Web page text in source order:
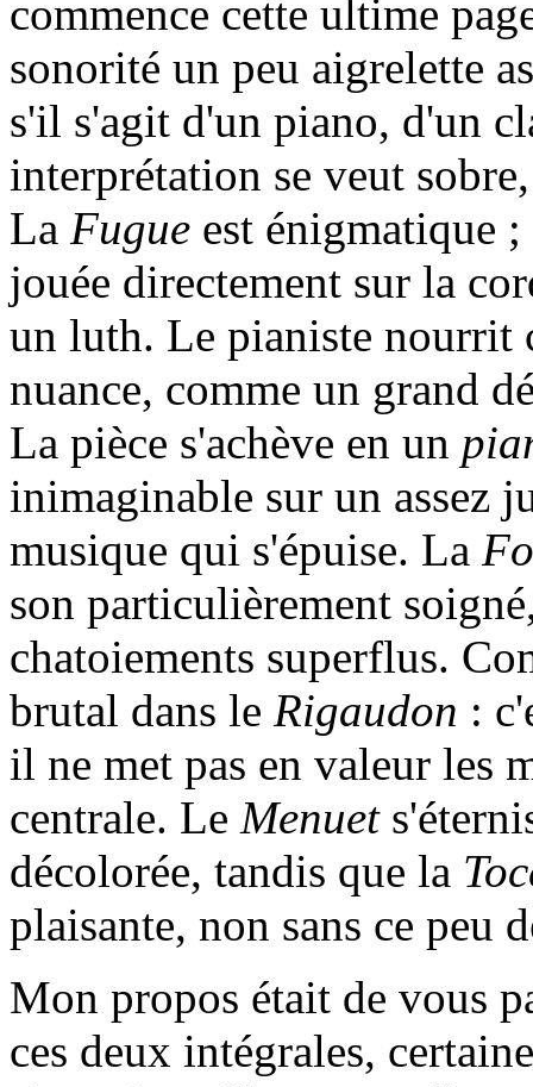
commence cette ultime
sonorité un peu aigrelette
s'il s'agit d'un piano, d'un
interprétation se veut
La Fugue est énigmatique
jouée directement sur la
un luth. Le pianiste nourrit
nuance, comme un grand
La pièce s'achève en un
inimaginable sur un assez
musique qui s'épuise. La
son particulièrement
chatoiements superflus.
brutal dans le Rigaudon :
il ne met pas en valeur les
centrale. Le Menuet
décolorée, tandis que la
plaisante, non sans ce peu
Mon propos était de vous
ces deux intégrales,